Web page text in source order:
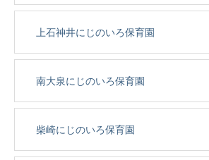
上石神井にじのいろ保育園
南大泉にじのいろ保育園
柴崎にじのいろ保育園